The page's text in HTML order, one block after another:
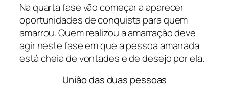
Na quarta fase vão começar a aparecer
oportunidades de conquista para quem
amarrou. Quem realizou a amarração deve
agir neste fase em que a pessoa amarrada
está cheia de vontades e de desejo por ela.
União das duas pessoas